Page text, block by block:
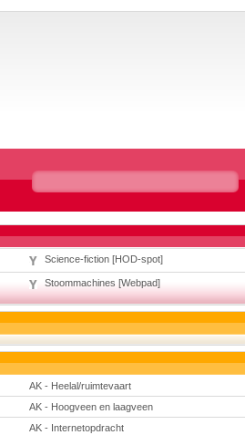
Science-fiction [HOD-spot]
Stoommachines [Webpad]
AK - Heelal/ruimtevaart
AK - Hoogveen en laagveen
AK - Internetopdracht